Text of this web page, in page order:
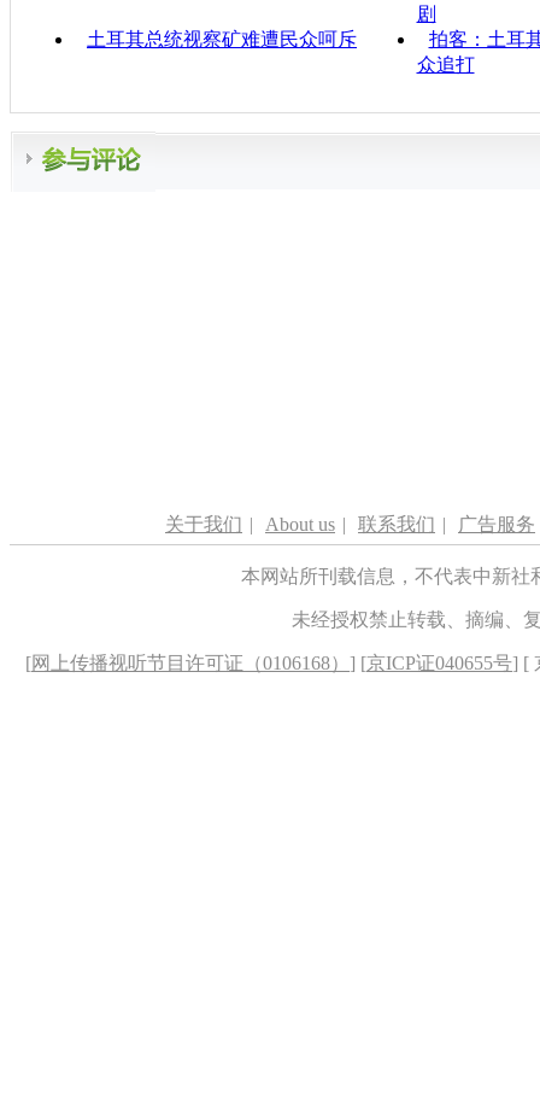
剧
土耳其总统视察矿难遭民众呵斥
拍客：土耳
众追打
关于我们 | About us | 联系我们 | 广告服务
本网站所刊载信息，不代表中新
未经授权禁止转载、摘编、
[网上传播视听节目许可证（0106168） ] [京ICP证040655号] [